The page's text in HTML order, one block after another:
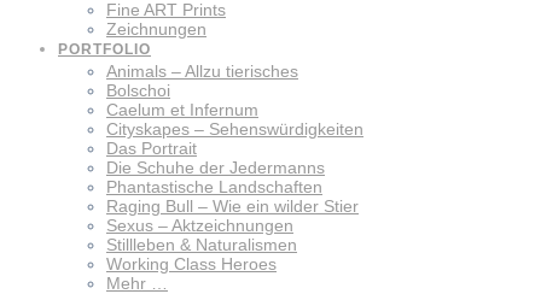
Fine ART Prints
Zeichnungen
PORTFOLIO
Animals – Allzu tierisches
Bolschoi
Caelum et Infernum
Cityskapes – Sehenswürdigkeiten
Das Portrait
Die Schuhe der Jedermanns
Phantastische Landschaften
Raging Bull – Wie ein wilder Stier
Sexus – Aktzeichnungen
Stillleben & Naturalismen
Working Class Heroes
Mehr …